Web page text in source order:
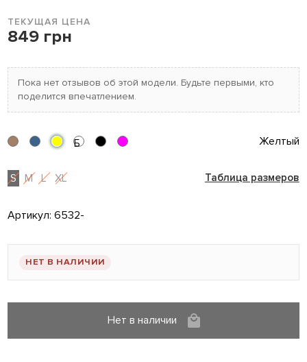
ТЕКУЩАЯ ЦЕНА
849 грн
Пока нет отзывов об этой модели. Будьте первыми, кто
поделится впечатлением.
Б Желтый
S M L XL Таблица размеров
Артикул:6532-
НЕТ В НАЛИЧИИ
Нет в наличии